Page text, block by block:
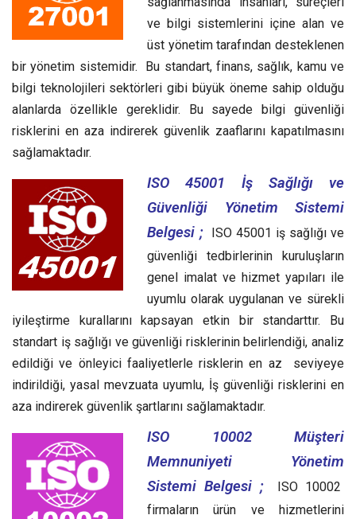
ve bilgi sistemlerini içine alan ve
üst yönetim tarafından desteklenen
bir yönetim sistemidir. Bu standart, finans, sağlık, kamu ve
bilgi teknolojileri sektörleri gibi büyük öneme sahip olduğu
alanlarda özellikle gereklidir. Bu sayede bilgi güvenliği
risklerini en aza indirerek güvenlik zaaflarını kapatılmasını
sağlamaktadır.
ISO 45001 İş Sağlığı ve
Güvenliği Yönetim Sistemi
Belgesi ;
ISO 45001 iş sağlığı ve
güvenliği tedbirlerinin kuruluşların
genel imalat ve hizmet yapıları ile
uyumlu olarak uygulanan ve sürekli
iyileştirme kurallarını kapsayan etkin bir standarttır.
Bu
standart iş sağlığı ve güvenliği risklerinin belirlendiği, analiz
edildiği ve önleyici faaliyetlerle risklerin en az seviyeye
indirildiği, yasal mevzuata uyumlu, İş güvenliği risklerini en
aza indirerek güvenlik şartlarını sağlamaktadır.
ISO 10002 Müşteri
Memnuniyeti Yönetim
Sistemi Belgesi ;
ISO 10002
firmaların ürün ve hizmetlerini